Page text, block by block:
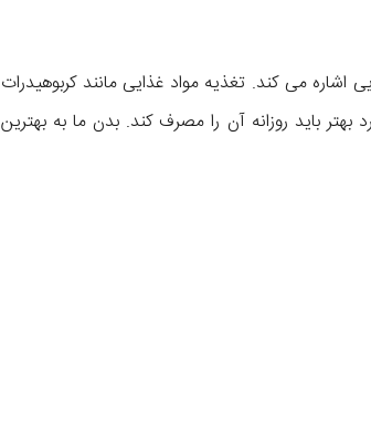
می کند. تغذیه مواد غذایی مانند کربوهیدرات
باید روزانه آن را مصرف کند. بدن ما به بهترین